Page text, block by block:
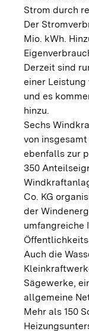
Strom durch
Der
Mio. kWh.
Derzeit sind
einer
und es
hinzu.
Sechs
von
ebenfalls zur
350
Co. KG
der
umfangreiche
Auch die
Sägewerke,
allgemeine
Mehr als 150